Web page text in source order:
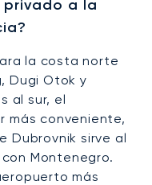
a la
la costa norte
Dugi Otok y
al sur, el
más conveniente,
Dubrovnik sirve al
Montenegro.
más